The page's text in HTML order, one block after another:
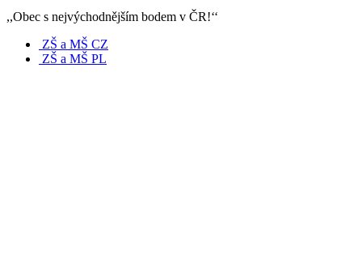
,,Obec s nejvýchodnějším bodem v ČR!‘‘
ZŠ a MŠ CZ
ZŠ a MŠ PL